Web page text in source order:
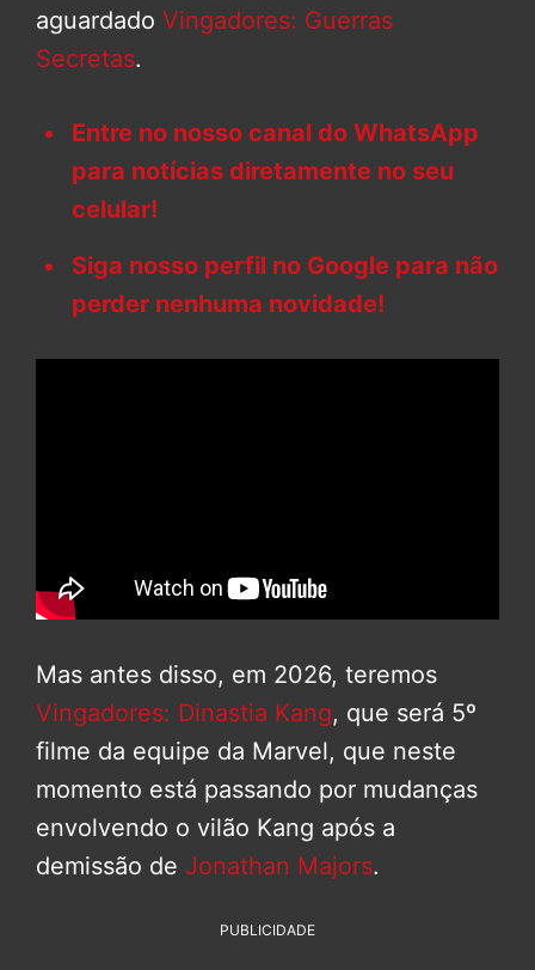
aguardado Vingadores: Guerras
Secretas.
Entre no nosso canal do WhatsApp
para notícias diretamente no seu
celular!
Siga nosso perfil no Google para não
perder nenhuma novidade!
Mas antes disso, em 2026, teremos
Vingadores: Dinastia Kang, que será 5º
filme da equipe da Marvel, que neste
momento está passando por mudanças
envolvendo o vilão Kang após a
demissão de Jonathan Majors.
PUBLICIDADE